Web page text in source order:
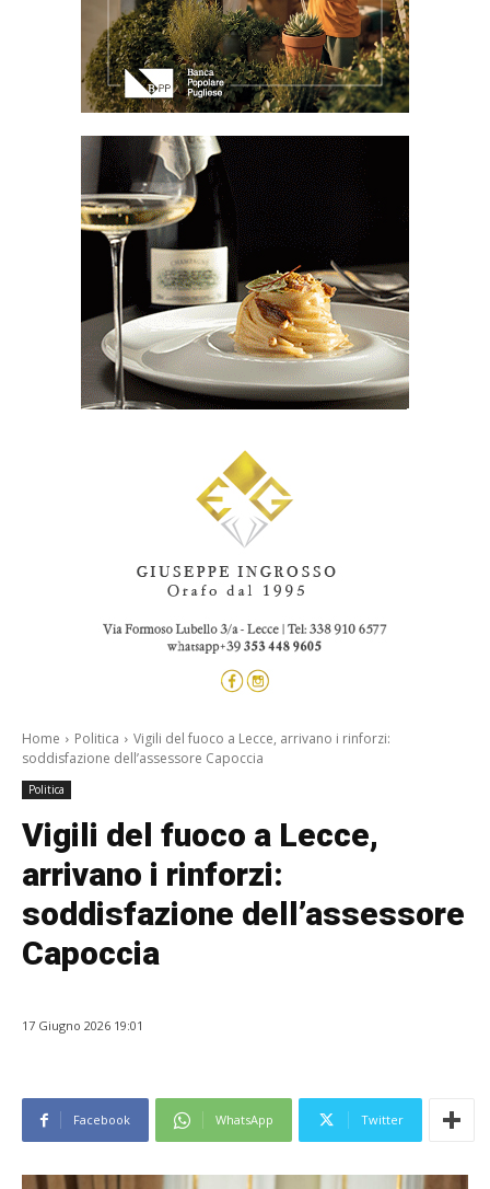
Home Politica
Vigili del fuoco a Lecce, arrivano i rinforzi:
soddisfazione dell’assessore Capoccia
Politica
Vigili del fuoco a Lecce,
arrivano i rinforzi:
soddisfazione dell’assessore
Capoccia
17 Giugno 2026 19:01
Facebook WhatsApp Twitter